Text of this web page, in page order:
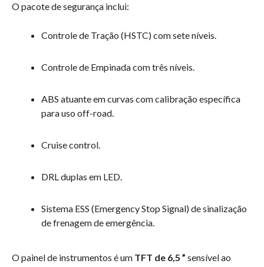
O pacote de segurança inclui:
Controle de Tração (HSTC) com sete níveis.
Controle de Empinada com três níveis.
ABS atuante em curvas com calibração específica
para uso off-road.
Cruise control.
DRL duplas em LED.
Sistema ESS (Emergency Stop Signal) de sinalização
de frenagem de emergência.
O painel de instrumentos é um TFT de 6,5 ” sensível ao